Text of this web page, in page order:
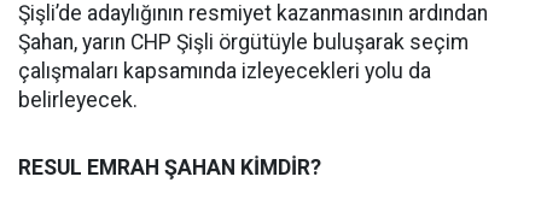
Şişli’de adaylığının resmiyet kazanmasının ardından
Şahan, yarın CHP Şişli örgütüyle buluşarak seçim
çalışmaları kapsamında izleyecekleri yolu da
belirleyecek.
RESUL EMRAH ŞAHAN KİMDİR?